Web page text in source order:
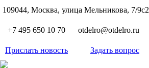
109044, Москва, улица Мельникова, 7/9с2
+7 495 650 10 70 otdelro@otdelro.ru
Прислать новость Задать вопрос